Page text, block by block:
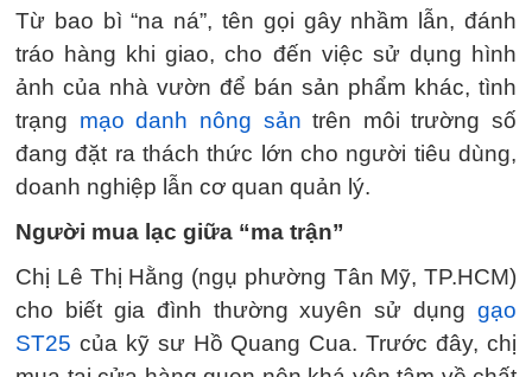
Từ bao bì “na ná”, tên gọi gây nhầm lẫn, đánh
tráo hàng khi giao, cho đến việc sử dụng hình
ảnh của nhà vườn để bán sản phẩm khác, tình
trạng mạo danh nông sản trên môi trường số
đang đặt ra thách thức lớn cho người tiêu dùng,
doanh nghiệp lẫn cơ quan quản lý.
Người mua lạc giữa “ma trận”
Chị Lê Thị Hằng (ngụ phường Tân Mỹ, TP.HCM)
cho biết gia đình thường xuyên sử dụng gạo
ST25 của kỹ sư Hồ Quang Cua. Trước đây, chị